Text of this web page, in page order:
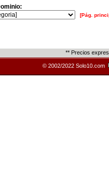
[Pág.
** Precios
© 2002/2022 Solo10.com